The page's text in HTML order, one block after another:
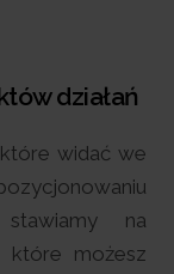
działań
widać we
na
które możesz